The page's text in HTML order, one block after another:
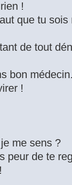
!
que tu sois
de tout
bon
!
me sens ?
peur de te